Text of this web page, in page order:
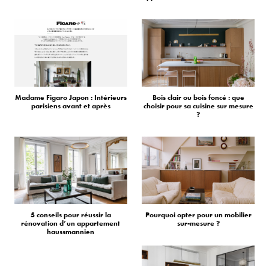
Madame Figaro Japon : Intérieurs
parisiens avant et après
Bois clair ou bois foncé : que
choisir pour sa cuisine sur mesure
?
5 conseils pour réussir la
rénovation d’un appartement
haussmannien
Pourquoi opter pour un mobilier
sur-mesure ?